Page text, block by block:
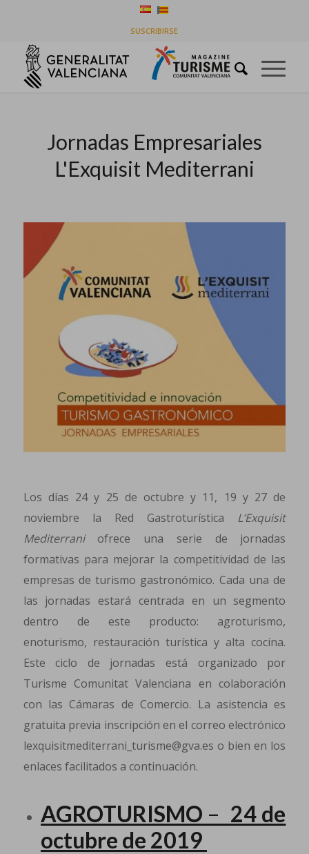
SUSCRIBIRSE
Jornadas Empresariales L'Exquisit Mediterrani
Jornadas Empresariales
L'Exquisit Mediterrani
Los días 24 y 25 de octubre y 11, 19 y 27 de
noviembre la Red Gastroturística L’Exquisit
Mediterraniofrece una serie de jornadas
formativas para mejorar la competitividad de las
empresas de turismo gastronómico. Cada una de
las jornadas estará centrada en un segmento
dentro de este producto: agroturismo,
enoturismo, restauración turística y alta cocina.
Este ciclo de jornadas está organizado por
Turisme Comunitat Valenciana en colaboración
con las Cámaras de Comercio. La asistencia es
gratuita previa inscripción en el correo electrónico
lexquisitmediterrani_turisme@gva.es o bien en los
enlaces facilitados a continuación.
AGROTURISMO – 24 de
octubre de 2019